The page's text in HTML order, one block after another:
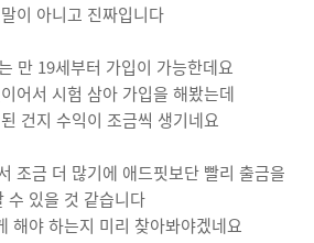
이 아니고 진짜입니다
만 19세부터 가입이 가능한데요
어서 시험 삼아 가입을 해봤는데
건지 수익이 조금씩 생기네요
조금 더 많기에 애드핏보단 빨리 출금을
수 있을 것 같습니다
해야 하는지 미리 찾아봐야겠네요